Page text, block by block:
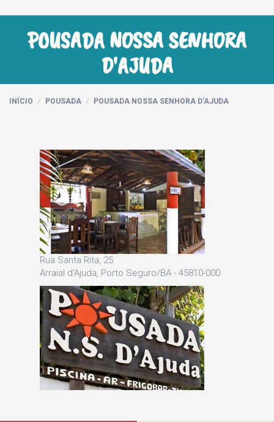
POUSADA NOSSA SENHORA
D'AJUDA
INÍCIO POUSADA POUSADA NOSSA SENHORA D'AJUDA
Rua Santa Rita, 25
Arraial d'Ajuda, Porto Seguro/BA - 45810-000